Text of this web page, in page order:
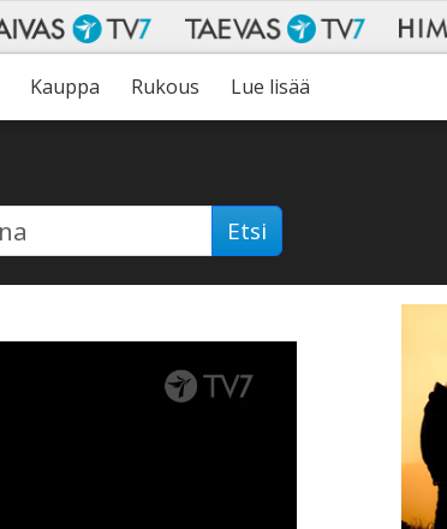
Kauppa Rukous Lue lisää
Etsi